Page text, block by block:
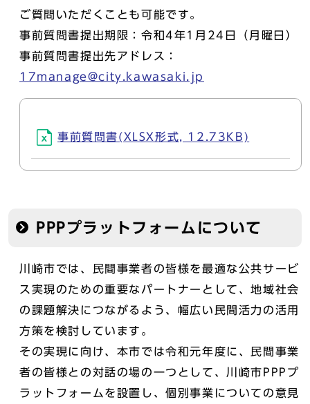
ご質問いただくことも可能です。
事前質問書提出期限：令和4年1月24日（月曜日）
事前質問書提出先アドレス：
17manage@city.kawasaki.jp
事前質問書(XLSX形式, 12.73KB)
PPPプラットフォームについて
川崎市では、民間事業者の皆様を最適な公共サービ
ス実現のための重要なパートナーとして、地域社会
の課題解決につながるよう、幅広い民間活力の活用
方策を検討しています。
その実現に向け、本市では令和元年度に、民間事業
者の皆様との対話の場の一つとして、川崎市PPPプ
ラットフォームを設置し、個別事業についての意見